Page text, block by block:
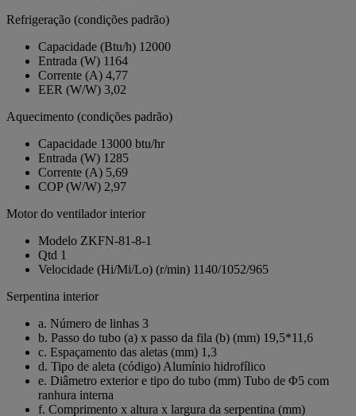
Refrigeração (condições padrão)
Capacidade (Btu/h) 12000
Entrada (W) 1164
Corrente (A) 4,77
EER (W/W) 3,02
Aquecimento (condições padrão)
Capacidade 13000 btu/hr
Entrada (W) 1285
Corrente (A) 5,69
COP (W/W) 2,97
Motor do ventilador interior
Modelo ZKFN-81-8-1
Qtd 1
Velocidade (Hi/Mi/Lo) (r/min) 1140/1052/965
Serpentina interior
a. Número de linhas 3
b. Passo do tubo (a) x passo da fila (b) (mm) 19,5*11,6
c. Espaçamento das aletas (mm) 1,3
d. Tipo de aleta (código) Alumínio hidrofílico
e. Diâmetro exterior e tipo do tubo (mm) Tubo de Φ5 com
ranhura interna
f. Comprimento x altura x largura da serpentina (mm)